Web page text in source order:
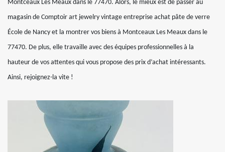
Montceaux Les Meaux dans le 77470. Alors, le mieux est de passer au
magasin de Comptoir art jewelry vintage entreprise achat pâte de verre
École de Nancy et la montrer vos biens à Montceaux Les Meaux dans le
77470. De plus, elle travaille avec des équipes professionnelles à la
hauteur de vos attentes qui vous propose des prix d’achat intéressants.
Ainsi, rejoignez-la vite !